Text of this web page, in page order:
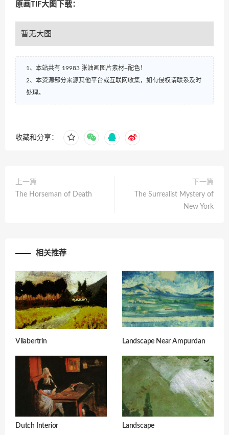
原画TIF大图下载：
暂无大图
1、本站共有 19983 张油画图片素材+配色！
2、本资源部分来源其他平台或互联网收集，如有侵权请联系及时
处理。
收藏和分享：
上一篇
The Horseman of Death
下一篇
The Surrealist Mystery of
New York
相关推荐
Vilabertrin Landscape Near Ampurdan
Dutch Interior Landscape